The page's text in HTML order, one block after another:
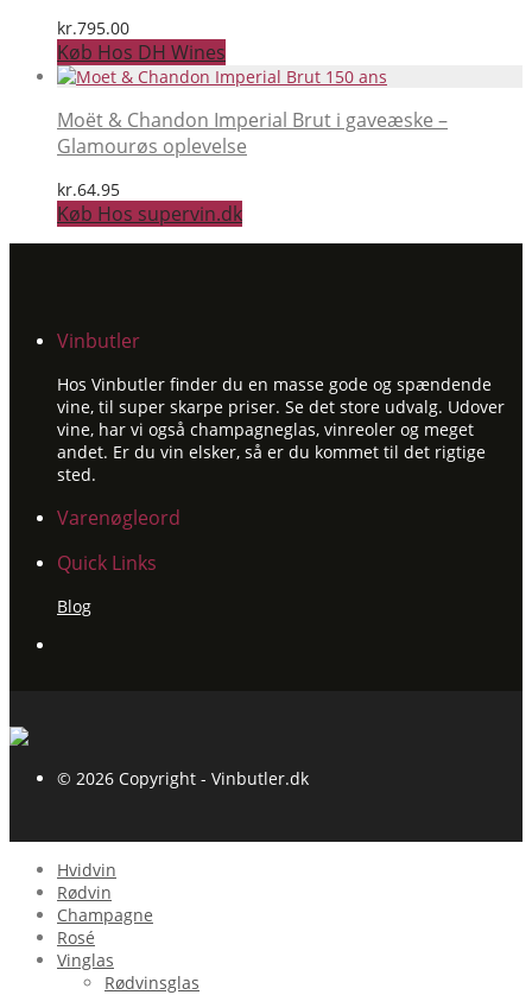
kr.795.00
Køb Hos DH Wines
Moët & Chandon Imperial Brut i gaveæske –
Glamourøs oplevelse
kr.64.95
Køb Hos supervin.dk
Vinbutler
Hos Vinbutler finder du en masse gode og spændende
vine, til super skarpe priser. Se det store udvalg. Udover
vine, har vi også champagneglas, vinreoler og meget
andet. Er du vin elsker, så er du kommet til det rigtige
sted.
Varenøgleord
Quick Links
Blog
© 2026 Copyright - Vinbutler.dk
Hvidvin
Rødvin
Champagne
Rosé
Vinglas
Rødvinsglas